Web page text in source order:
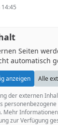
Seiten
automatisch
anzeigen Alle
der externen
Mehr
zur Verfügung